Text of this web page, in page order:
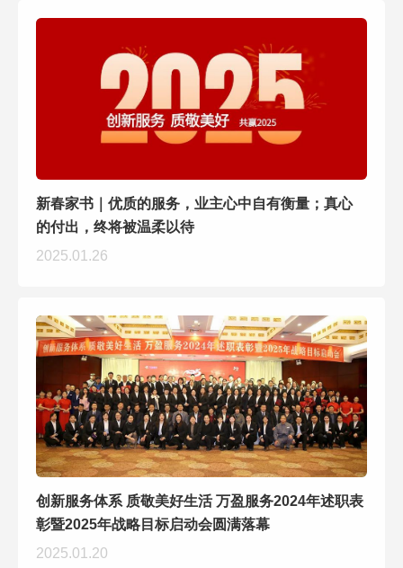
新春家书｜优质的服务，业主心中自有衡量；真心
的付出，终将被温柔以待
2025.01.26
创新服务体系 质敬美好生活 万盈服务2024年述职表
彰暨2025年战略目标启动会圆满落幕
2025.01.20